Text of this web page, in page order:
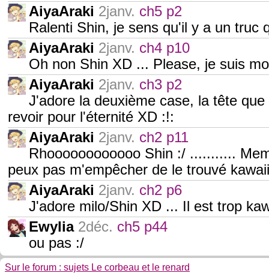
AiyaAraki 2janv. ch5 p2
Ralenti Shin, je sens qu'il y a un truc
AiyaAraki 2janv. ch4 p10
Oh non Shin XD ... Please, je suis
AiyaAraki 2janv. ch3 p2
J'adore la deuxième case, la tête
revoir pour l'éternité XD :!:
AiyaAraki 2janv. ch2 p11
Rhoooooooooooo Shin :/ ...........
peux pas m'empêcher de le trouvé
AiyaAraki 2janv. ch2 p6
J'adore milo/Shin XD ... Il est trop
Ewylia 2déc. ch5 p44
ou pas :/
Sur le forum : sujets Le corbeau et le renard